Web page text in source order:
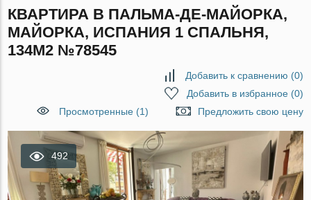
КВАРТИРА В ПАЛЬМА-ДЕ-МАЙОРКА,
МАЙОРКА, ИСПАНИЯ 1 СПАЛЬНЯ,
134М2 №78545
Добавить к сравнению (0)
Добавить в избранное(0)
Просмотренные (1)
Предложить свою цену
492